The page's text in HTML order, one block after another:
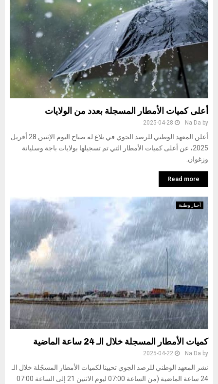
أعلى كميات الأمطار المسجلة بعدد من الولايات
by
Na Da
2025-04-28
أعلن المعهد الوطني للرصد الجوي في بلاغ له صباح اليوم الإثنين 28 أفريل
2025، عن أعلى كميات الأمطار التي تم تسجيلها بولايات باجة وسليانة
وزغوان.
Read more
أخبار وطنية
كميات الأمطار المسجلة خلال الـ 24 ساعة الماضية
by
Na Da
2025-04-22
نشر المعهد الوطني للرصد الجوي تحيينا لكميات الأمطار المسجّلة خلال الـ
24 ساعة الماضية (من الساعة 07:00 ليوم الاثنين 21 إلى الساعة 07:00